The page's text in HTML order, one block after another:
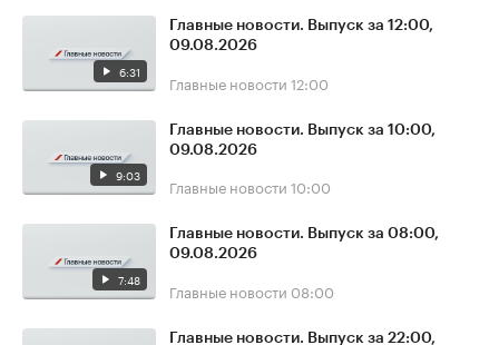
6:31
Главные новости. Выпуск за 12:00,
09.08.2026
Главные новости 12:00
9:03
Главные новости. Выпуск за 10:00,
09.08.2026
Главные новости 10:00
7:48
Главные новости. Выпуск за 08:00,
09.08.2026
Главные новости 08:00
Главные новости. Выпуск за 22:00,